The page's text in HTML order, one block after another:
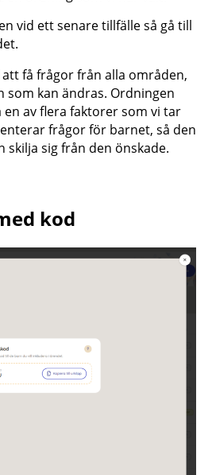
vid ett senare tillfälle så gå till
få frågor från alla områden,
som kan ändras. Ordningen
av flera faktorer som vi tar
frågor för barnet, så den
skilja sig från den önskade.
kod